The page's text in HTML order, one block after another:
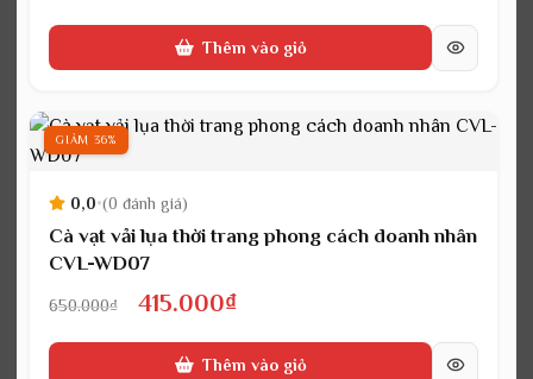
gốc
hiện
tại
415.000₫.
Thêm vào giỏ
GIẢM 36%
0,0•(0 đánh giá)
Cà vạt vải lụa thời trang phong cách doanh nhân
CVL-WD07
650.000₫
Giá
gốc
415.000₫Giá
hiện
Thêm vào giỏ